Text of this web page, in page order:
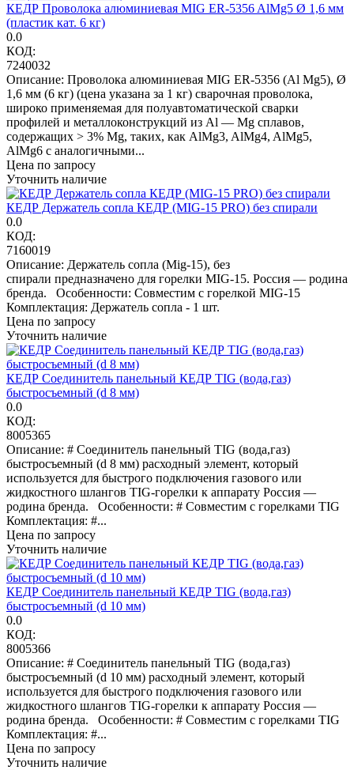
КЕДР Проволока алюминиевая MIG ER-5356 AlMg5 Ø 1,6 мм
(пластик кат. 6 кг)
0.0
КОД:
7240032
Описание: Проволока алюминиевая MIG ER-5356 (Al Mg5), Ø
1,6 мм (6 кг) (цена указана за 1 кг) сварочная проволока,
широко применяемая для полуавтоматической сварки
профилей и металлоконструкций из Al — Mg сплавов,
содержащих > 3% Mg, таких, как AlMg3, AlMg4, AlMg5,
AlMg6 с аналогичными...
Цена по запросу
Уточнить наличие
КЕДР Держатель сопла КЕДР (MIG-15 PRO) без спирали
0.0
КОД:
7160019
Описание: Держатель сопла (Mig-15), без
спирали предназначено для горелки MIG-15. Россия — родина
бренда. Особенности: Совместим с горелкой MIG-15
Комплектация: Держатель сопла - 1 шт.
Цена по запросу
Уточнить наличие
КЕДР Соединитель панельный КЕДР TIG (вода,газ)
быстросъемный (d 8 мм)
0.0
КОД:
8005365
Описание: # Соединитель панельный TIG (вода,газ)
быстросъемный (d 8 мм) расходный элемент, который
используется для быстрого подключения газового или
жидкостного шлангов TIG-горелки к аппарату Россия —
родина бренда. Особенности: # Совместим с горелками TIG
Комплектация: #...
Цена по запросу
Уточнить наличие
КЕДР Соединитель панельный КЕДР TIG (вода,газ)
быстросъемный (d 10 мм)
0.0
КОД:
8005366
Описание: # Соединитель панельный TIG (вода,газ)
быстросъемный (d 10 мм) расходный элемент, который
используется для быстрого подключения газового или
жидкостного шлангов TIG-горелки к аппарату Россия —
родина бренда. Особенности: # Совместим с горелками TIG
Комплектация: #...
Цена по запросу
Уточнить наличие